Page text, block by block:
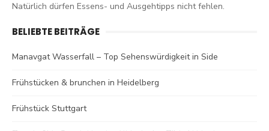
Natürlich dürfen Essens- und Ausgehtipps nicht fehlen.
BELIEBTE BEITRÄGE
Manavgat Wasserfall – Top Sehenswürdigkeit in Side
Frühstücken & brunchen in Heidelberg
Frühstück Stuttgart